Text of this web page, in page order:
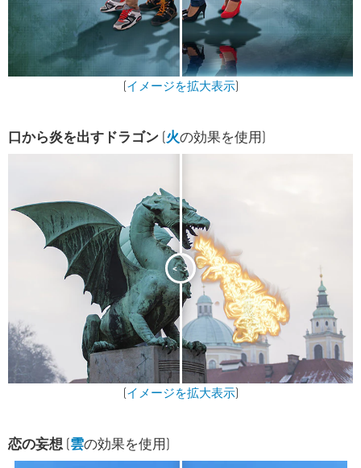
(イメージを拡大表示)
口から炎を出すドラゴン (火の効果を使用)
< >
(イメージを拡大表示)
恋の妄想 (雲の効果を使用)